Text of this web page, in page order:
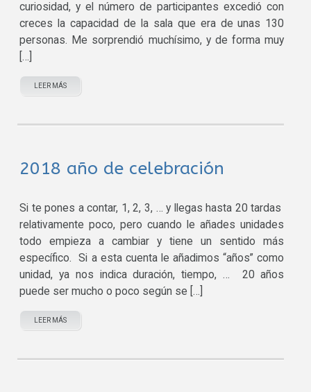
curiosidad, y el número de participantes excedió con
creces la capacidad de la sala que era de unas 130
personas. Me sorprendió muchísimo, y de forma muy
[…]
LEER MÁS
2018 año de celebración
Si te pones a contar, 1, 2, 3, … y llegas hasta 20 tardas
relativamente poco, pero cuando le añades unidades
todo empieza a cambiar y tiene un sentido más
específico. Si a esta cuenta le añadimos “años” como
unidad, ya nos indica duración, tiempo, … 20 años
puede ser mucho o poco según se […]
LEER MÁS